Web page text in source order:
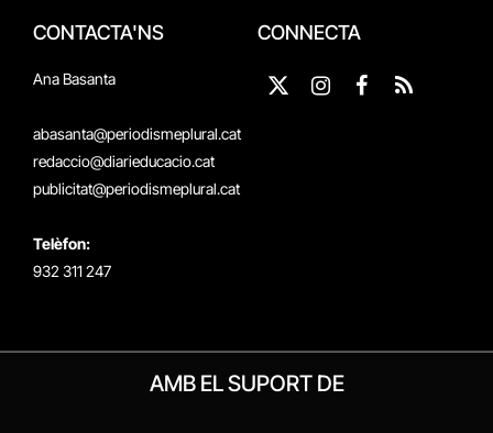
CONTACTA'NS
Ana Basanta
abasanta@periodismeplural.cat
redaccio@diarieducacio.cat
publicitat@periodismeplural.cat
Telèfon:
932 311 247
CONNECTA
X
Instagram
Facebook
RSS
AMB EL SUPORT DE